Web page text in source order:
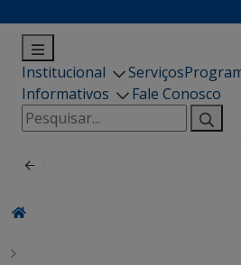
Institucional Serviços
Informativos
Fale Conosco
Pesquisar
por: